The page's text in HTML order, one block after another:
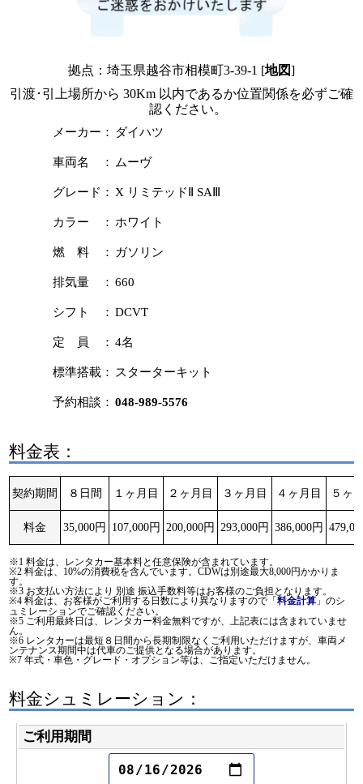
拠点：埼玉県越谷市相模町3-39-1 [地図]
引渡･引上場所から 30Km 以内であるか位置関係を必ずご確
認ください。
メーカー： ダイハツ
車両名 ： ムーヴ
グレード： X リミテッドⅡ SAⅢ
カラー ： ホワイト
燃 料 ： ガソリン
排気量 ： 660
シフト ： DCVT
定 員 ： 4名
標準搭載： スターターキット
予約相談： 048-989-5576
料金表：
契約期間 ８日間 １ヶ月目 ２ヶ月目 ３ヶ月目 ４ヶ月目 ５ヶ
料金 35,000円 107,000円 200,000円 293,000円 386,000円
※1 料金は、レンタカー基本料と任意保険が含まれています。
※2 料金は、10%の消費税を含んでいます。CDWは別途最大8,000円かかりま
す。
※3 お支払い方法により 別途 振込手数料等はお客様のご負担となります。
※4 料金は、お客様がご利用する日数により異なりますので「料金計算 」のシ
ュミレーションでご確認ください。
※5 ご利用最終日は、レンタカー料金無料ですが、上記表には含まれていませ
ん。
※6 レンタカーは最短８日間から長期制限なくご利用いただけますが、車両メ
ンテナンス期間中は代車のご提供となる場合があります。
※7 年式・車色・グレード・オプション等は、ご指定いただけません。
料金シュミレーション：
ご利用期間